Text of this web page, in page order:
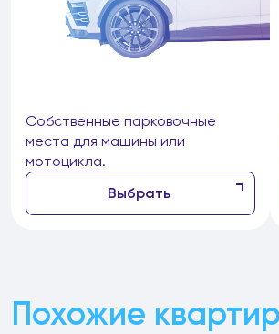
Собственные парковочные
места для машины или
мотоцикла.
Выбрать
Похожие